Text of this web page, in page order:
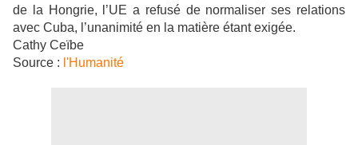
de la Hongrie, l’UE a refusé de normaliser ses relations
avec Cuba, l’unanimité en la matière étant exigée.
Cathy Ceïbe
Source : l'Humanité